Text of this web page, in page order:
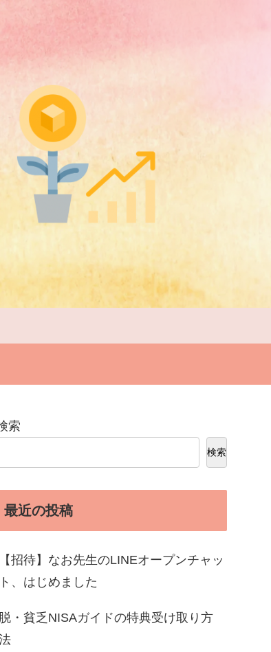
索
検索
最近の投稿
【招待】なお先生のLINEオープンチャッ
ト、はじめました
脱・貧乏NISAガイドの特典受け取り方